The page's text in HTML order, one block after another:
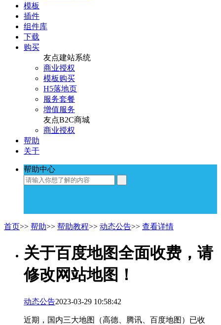
模板
插件
组件库
下载
购买
友点建站系统
商业授权
模板购买
H5落地页
服务套餐
增值服务
友点B2C商城
商业授权
帮助
关于
帮助中心
首页>> 帮助>> 帮助教程>> 动态公告>> 查看详情
关于百度地图全面收费，请
修改网站地图！
动态公告2023-03-29 10:58:42
近期，国内三大地图（高德、腾讯、百度地图）已收